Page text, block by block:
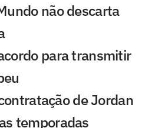
não descarta
para transmitir
de Jordan
temporadas